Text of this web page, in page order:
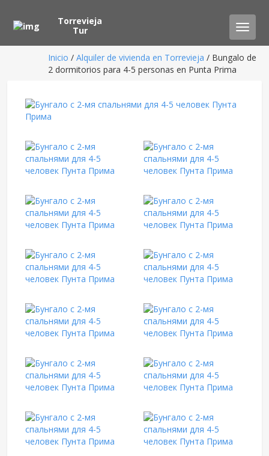
Toggle
Torrevieja
Tur
Inicio / Alquiler de vivienda en Torrevieja / Bungalo de
2 dormitorios para 4-5 personas en Punta Prima